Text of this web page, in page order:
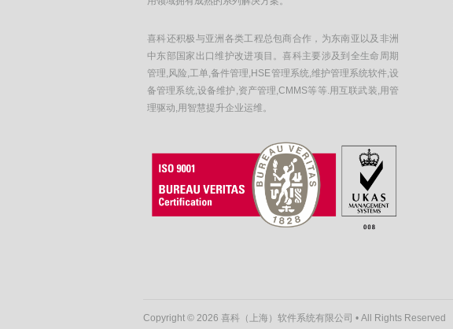
喜科还积极与亚洲各类工程总包商合作，为东南亚以及非洲
中东部国家出口维护改进项目。喜科主要涉及到全生命周期
管理,风险,工单,备件管理,HSE管理系统,维护管理系统软件,设
备管理系统,设备维护,资产管理,CMMS等等.用互联武装,用管
理驱动,用智慧提升企业运维。
Copyright © 2026 喜科（上海）软件系统有限公司 • All Rights Reserved